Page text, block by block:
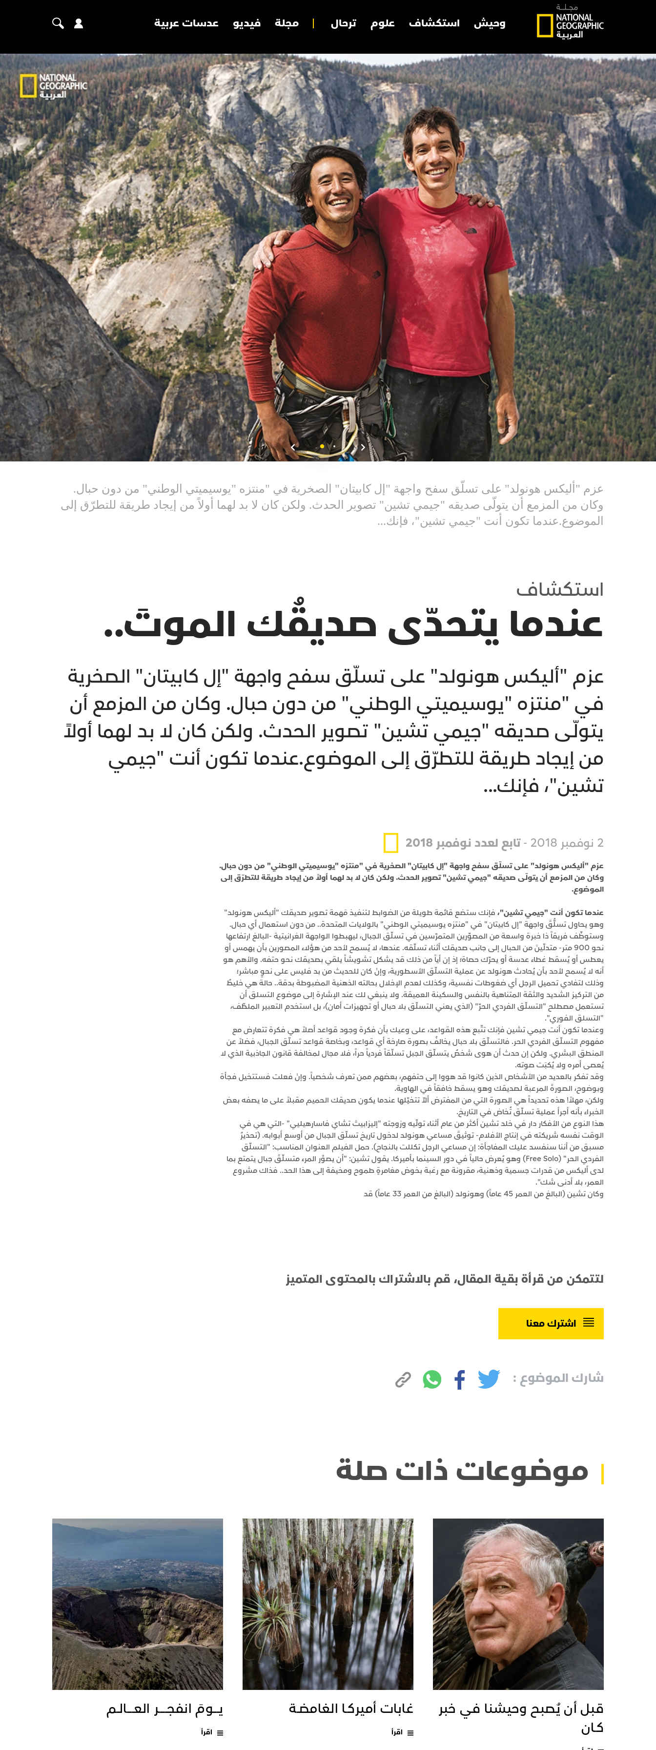
وحيش استكشاف علوم ترحال مجلة فيديو عدسات عربية
عزم "أليكس هونولد" على تسلّق سفح واجهة "إل كابيتان" الصخرية في "منتزه "يوسيميتي الوطني" من دون حبال.
وكان من المزمع أن يتولّى صديقه "جيمي تشين" تصوير الحدث. ولكن كان لا بد لهما أولاً من إيجاد طريقة للتطرّق إلى
الموضوع.عندما تكون أنت "جيمي تشين"، فإنك...
استكشاف
عندما يتحدّى صديقُك الموتَ..
عزم "أليكس هونولد" على تسلّق سفح واجهة "إل كابيتان" الصخرية
في "منتزه "يوسيميتي الوطني" من دون حبال. وكان من المزمع أن
يتولّى صديقه "جيمي تشين" تصوير الحدث. ولكن كان لا بد لهما أولاً
من إيجاد طريقة للتطرّق إلى الموضوع.عندما تكون أنت "جيمي
تشين"، فإنك...
2 نوفمبر 2018 - تابع لعدد نوفمبر 2018
عزم "أليكس هونولد" على تسلّق سفح واجهة "إل كابيتان" الصخرية في "منتزه "يوسيميتي الوطني" من دون حبال.
وكان من المزمع أن يتولّى صديقه "جيمي تشين" تصوير الحدث. ولكن كان لا بد لهما أولاً من إيجاد طريقة للتطرّق إلى
الموضوع.
عندما تكون أنت "جيمي تشين"، فإنك ستضع قائمة طويلة من الضوابط لتنفيذ مَهمة تصوير صديقك "أليكس هونولد"
وهو يحاول تسلُّقَ واجهة "إل كابيتان" في "منتزه يوسيميتي الوطني" بالولايات المتحدة.. من دون استعمال أي حبال.
وستوظّف فريقاً ذا خبرة واسعة من المصوّرين المتمرّسين في تسلّق الجبال، ليهبطوا الواجهة الغرانيتية -البالغ ارتفاعها
نحو 900 متر- متدلّينَ من الحبال إلى جانب صديقك أثناء تسلّقه. عندها، لا يُسمح لأحد من هؤلاء المصورين بأن يهمس أو
يعطس أو يُسقط غطاء عدسة أو يحرّك حصاة؛ إذ إن أياً من ذلك قد يشكل تشويشاً يلقي بصديقك نحو حتفه. والأهم هو
أنه لا يُسمح لأحد بأن يُحادث هونولد عن عملية التسلّق الأسطورية، وإنْ كان للحديث من بد فليس على نحوٍ مباشر؛
وذلك لتفادي تحميل الرجل أي ضغوطات نفسية، وكذلك لعدم الإخلال بحالته الذهنية المضبوطة بدقة.. حالة هي خليطٌ
من التركيز الشديد والثقة المتناهية بالنفس والسكينة العميقة. ولا ينبغي لك عند الإشارة إلى موضوع التسلق أن
تستعمل مصطلح "التسلّق الفردي الحرّ" (الذي يعني التسلّق بلا حبال أو تجهيزات أمان)، بل استخدم التعبير الملطّف،
"التسلق الفوري".
وعندما تكون أنت جيمي تشين فإنك تتّبع هذه القواعد، على وعيك بأن فكرة وجود قواعد أصلاً هي فكرة تتعارض مع
مفهوم التسلّق الفردي الحر. فالتسلّق بلا حبال يخالفُ بصورة صارخة أي قواعد، وبخاصة قواعد تسلّق الجبال، فضلاً عن
المنطق البشري. ولكن إن حدث أن هوى شخصٌ يتسلّق الجبل تسلّقاً فردياً حراً، فلا مجال لمخالفة قانون الجاذبية الذي لا
يُعصى أمره ولا يُكبَت صوته.
وقد تفكر بالعديد من الأشخاص الذين كانوا قد هووا إلى حتفهم، بعضهم ممن تعرف شخصياً. وإنْ فعلت فستتخيل فجأة
وبوضوح، الصورةَ المرعبة لصديقك وهو يسقط خافقاً في الهاوية.
ولكن، مهلاً! هذه تحديداً هي الصورة التي من المفترض ألاّ تتخيّلها عندما يكون صديقك الحميم مقبلاً على ما يصفه بعض
الخبراء بأنه أجرأ عملية تسلّق تُخاض في التاريخ.
هذا النوع من الأفكار دار في خلد تشين أكثر من عام أثناء تولّيه وزوجته "إليزابيث تشاي فاسارهيليي" -التي هي في
الوقت نفسه شريكته في إنتاج الأفلام- توثيقَ مساعي هونولد لدخول تاريخ تسلّق الجبال من أوسع أبوابه. (تحذيرٌ
مسبق من أننا سنفسد عليك المفاجأة: إن مساعي الرجل تكللت بالنجاح). حمل الفيلم العنوان المناسب: "التسلّق
الفردي الحر" (Free Solo) وهو يُعرض حالياً في دور السينما بأميركا. يقول تشين: "أن يصوِّر المرء متسلّقَ جبال يتمتع بما
لدى أليكس من قدرات جسمية وذهنية، مقرونة مع رغبة بخوض مغامرةٍ طموح ومخيفة إلى هذا الحد.. فذاك مشروع
العمر، بلا أدنى شك".
وكان تشين (البالغ من العمر 45 عاماً) وهونولد (البالغ من العمر 33 عاماً) قد
لتتمكن من قرأة بقية المقال، قم بالاشتراك بالمحتوى المتميز
اشترك معنا
شارك الموضوع :
موضوعات ذات صلة
قبل أن يُصبح وحيشنا في خبر
كـان
غابات أميركـا الغامضـة
اقرأ
يـــومَ انفجـــــر العــــالـم
اقرأ